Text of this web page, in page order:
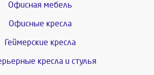
Офисная мебель
Офисные кресла
Геймерские кресла
кресла и стулья